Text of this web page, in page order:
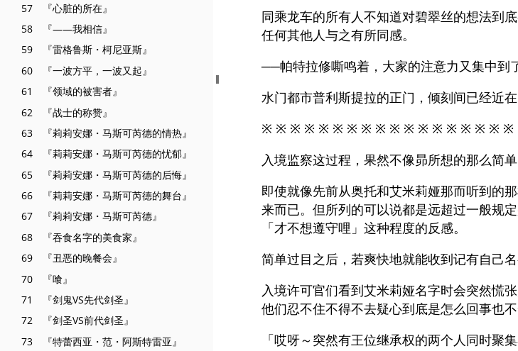
57 『心脏的所在』
58 『——我相信』
59 『雷格鲁斯・柯尼亚斯』
60 『一波方平，一波又起』
61 『领域的被害者』
62 『战士的称赞』
63 『莉莉安娜・马斯可芮德的情热』
64 『莉莉安娜・马斯可芮德的忧郁』
65 『莉莉安娜・马斯可芮德的后悔』
66 『莉莉安娜・马斯可芮德的舞台』
67 『莉莉安娜・马斯可芮德』
68 『吞食名字的美食家』
69 『丑恶的晚餐会』
70 『喰』
71 『剑鬼VS先代剑圣』
72 『剑圣VS前代剑圣』
73 『特蕾西亚・范・阿斯特雷亚』
同乘龙车的所有人不知道对碧翠丝的想法到
任何其他人与之有所同感。
──帕特拉修嘶鸣着，大家的注意力又集中到
水门都市普利斯提拉的正门，倾刻间已经近在
※ ※ ※ ※ ※ ※ ※ ※ ※ ※ ※ ※ ※ ※ ※ ※ ※ ※
入境监察这过程，果然不像昴所想的那么简单
即使就像先前从奥托和艾米莉娅那而听到的
来而已。但所列的可以说都是远超过一般规
「才不想遵守哩」这种程度的反感。
简单过目之后，若爽快地就能收到记有自己
入境许可官们看到艾米莉娅名字时会突然慌
他们忍不住不得不去疑心到底是怎么回事也
「哎呀～突然有王位继承权的两个人同时聚